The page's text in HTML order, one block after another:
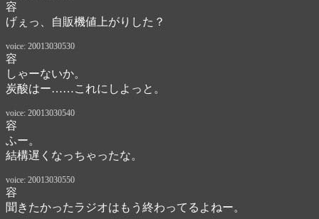
容
げぇっ、自販機値上がりした？
voice: 20013030530
容
しゃーないか。
炭酸はー……これにしよっと。
voice: 20013030540
容
ふー。
結構遅くなっちゃったな。
voice: 20013030550
容
聞きたかったラジオはもう終わってるよねー。